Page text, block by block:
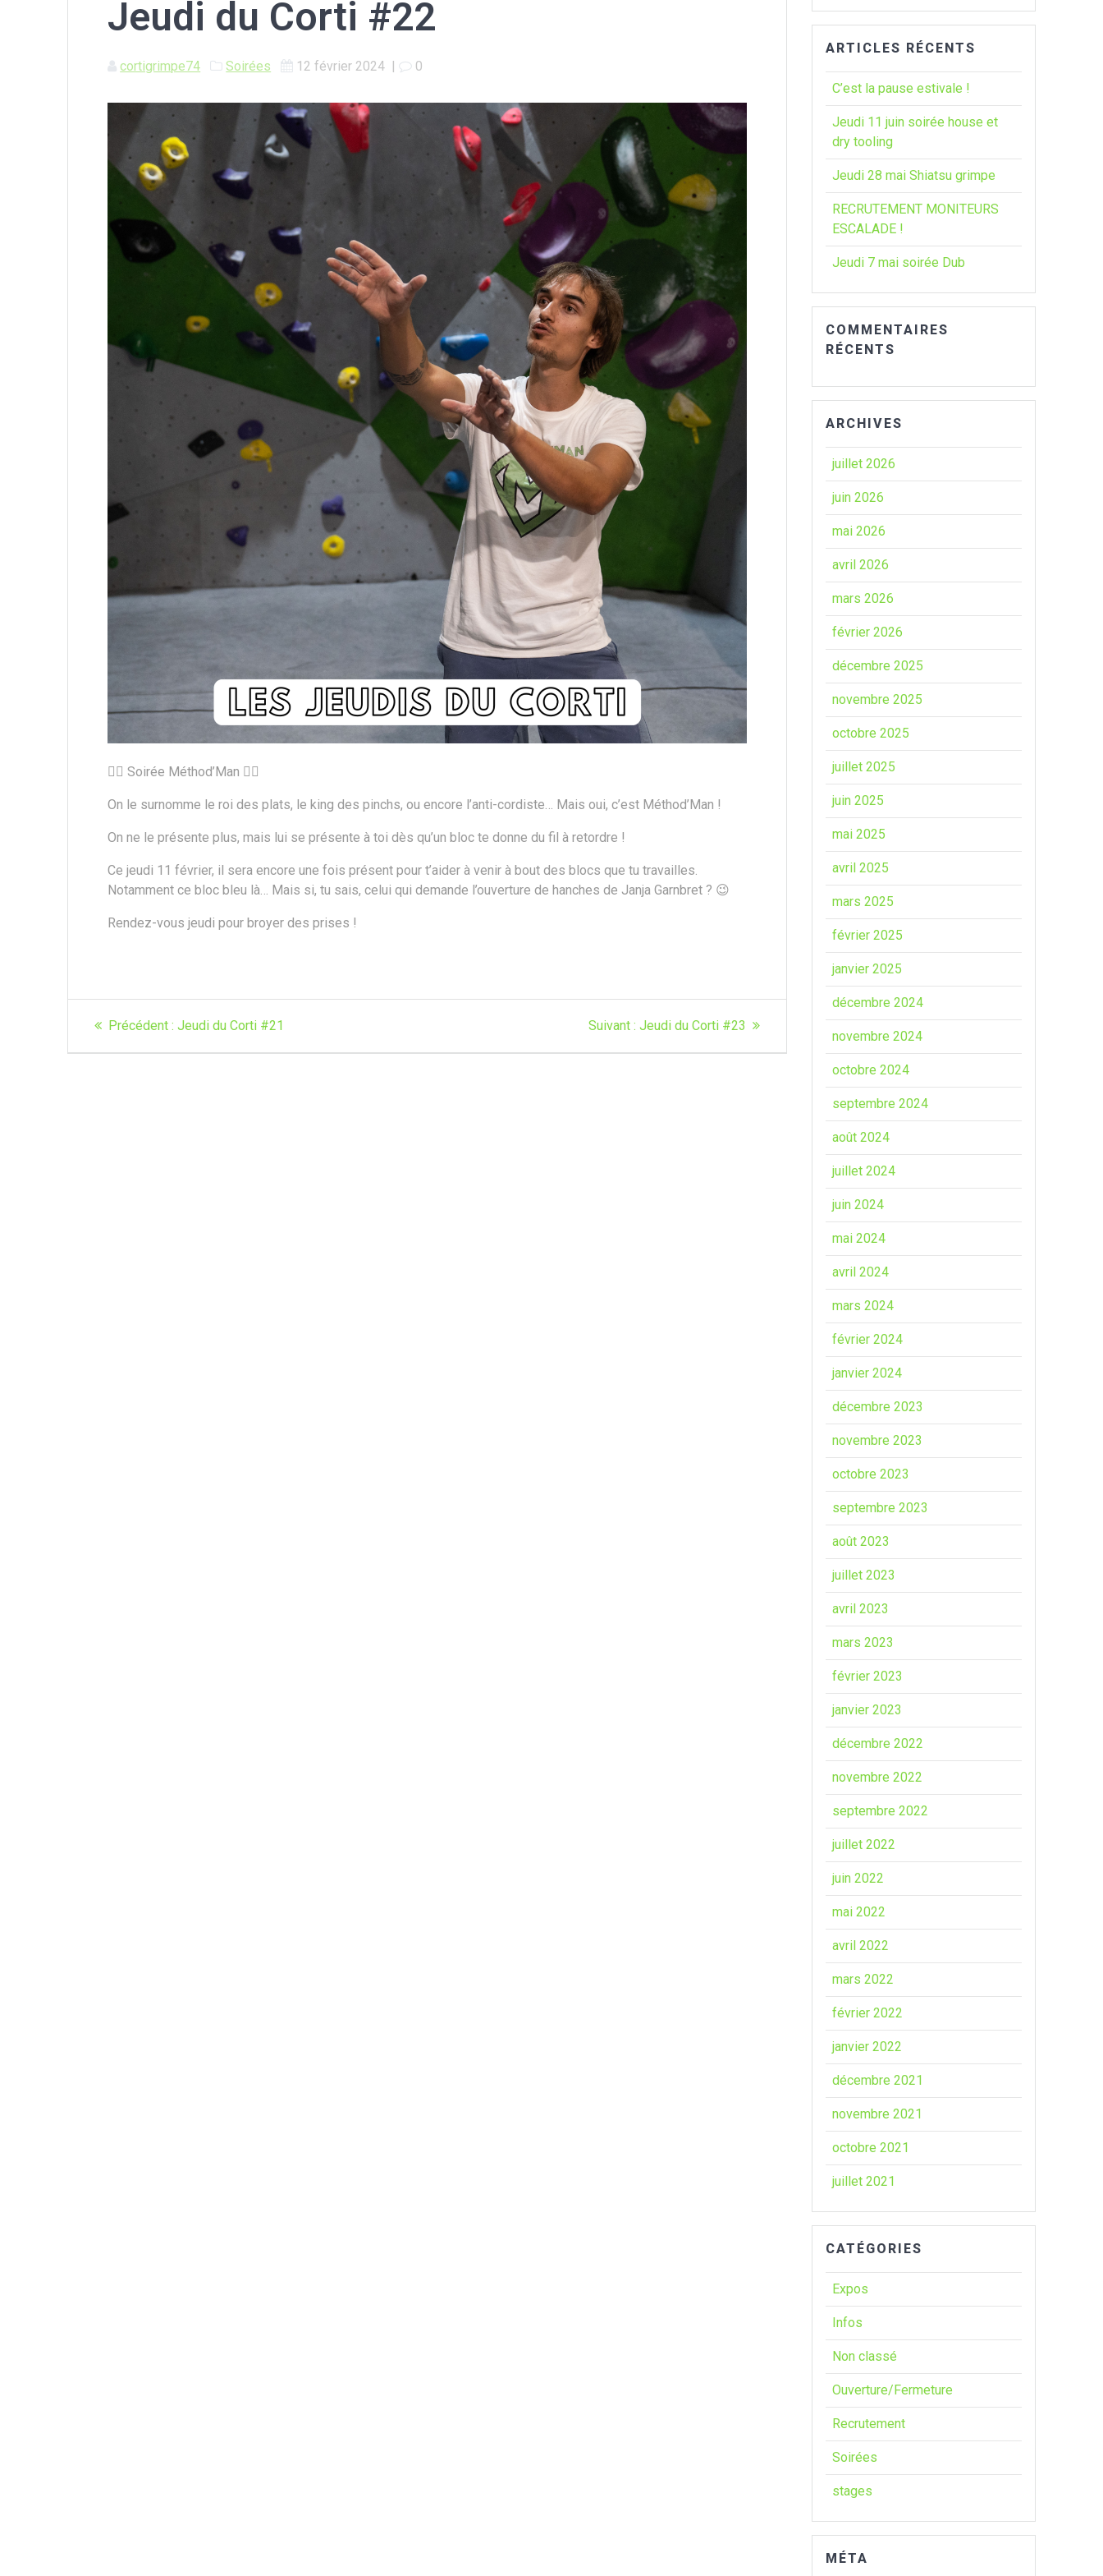
Jeudi du Corti #22
cortigrimpe74 Soirées 12 février 2024 | 0
🧗‍♀️ Soirée Méthod’Man 🧗‍♀️
On le surnomme le roi des plats, le king des pinchs, ou encore l’anti-cordiste… Mais oui, c’est Méthod’Man !
On ne le présente plus, mais lui se présente à toi dès qu’un bloc te donne du fil à retordre !
Ce jeudi 11 février, il sera encore une fois présent pour t’aider à venir à bout des blocs que tu travailles.
Notamment ce bloc bleu là… Mais si, tu sais, celui qui demande l’ouverture de hanches de Janja Garnbret ? 😉
Rendez-vous jeudi pour broyer des prises !
Navigation
de
Précédent : Article
Jeudi du Corti #21 Suivant : Article
Jeudi du Corti #23
:
ARTICLES RÉCENTS
C’est la pause estivale !
Jeudi 11 juin soirée house et
dry tooling
Jeudi 28 mai Shiatsu grimpe
RECRUTEMENT MONITEURS
ESCALADE !
Jeudi 7 mai soirée Dub
COMMENTAIRES
RÉCENTS
ARCHIVES
juillet 2026
juin 2026
mai 2026
avril 2026
mars 2026
février 2026
décembre 2025
novembre 2025
octobre 2025
juillet 2025
juin 2025
mai 2025
avril 2025
mars 2025
février 2025
janvier 2025
décembre 2024
novembre 2024
octobre 2024
septembre 2024
août 2024
juillet 2024
juin 2024
mai 2024
avril 2024
mars 2024
février 2024
janvier 2024
décembre 2023
novembre 2023
octobre 2023
septembre 2023
août 2023
juillet 2023
avril 2023
mars 2023
février 2023
janvier 2023
décembre 2022
novembre 2022
septembre 2022
juillet 2022
juin 2022
mai 2022
avril 2022
mars 2022
février 2022
janvier 2022
décembre 2021
novembre 2021
octobre 2021
juillet 2021
CATÉGORIES
Expos
Infos
Non classé
Ouverture/Fermeture
Recrutement
Soirées
stages
MÉTA